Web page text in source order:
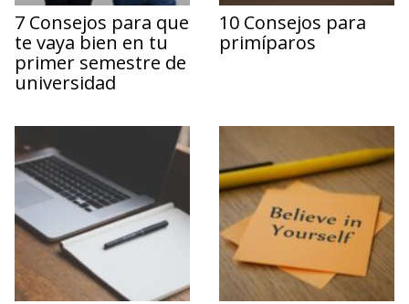
7 Consejos para que
te vaya bien en tu
primer semestre de
universidad
10 Consejos para
primíparos